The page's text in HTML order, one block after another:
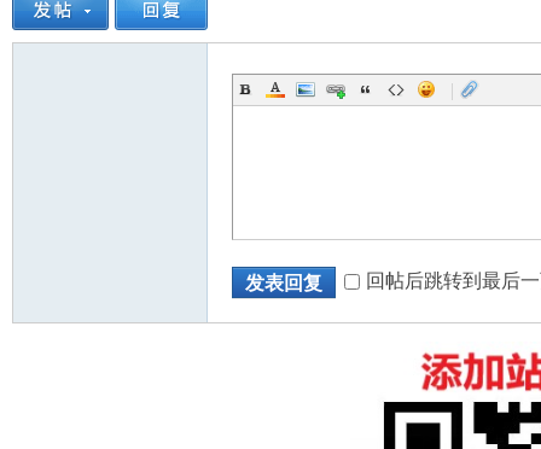
|
发表回复 回帖后跳转到最后